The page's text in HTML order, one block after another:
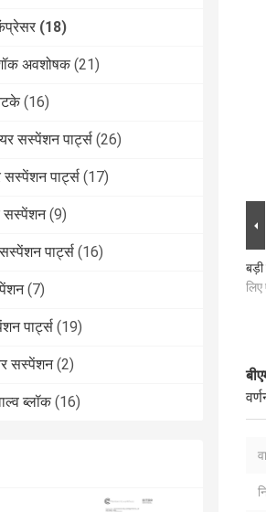
(18)
अवशोषक (21)
(16)
सस्पेंशन पार्ट्स (26)
सस्पेंशन पार्ट्स (17)
सस्पेंशन (9)
पार्ट्स (16)
(7)
पार्ट्स (19)
सस्पेंशन (2)
ब्लॉक (16)
बड़ी